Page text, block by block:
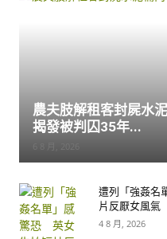
農夫肢解租客封屍水
揭發被判囚35年...
遭列「強姦名
片反厭女風氣
4 8 月, 2026